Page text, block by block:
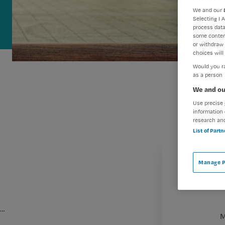
…
We and our
Selecting I
process
some
or withdraw
choices will
Would you
as a person
We and
Use
information
research
List of
Manage